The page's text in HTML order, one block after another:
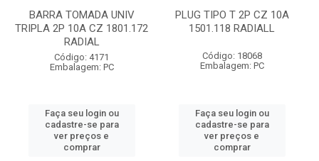
BARRA TOMADA UNIV
TRIPLA 2P 10A CZ 1801.172
RADIAL
Código: 4171
Embalagem: PC
Faça seu login ou
cadastre-se para
ver preços e
comprar
PLUG TIPO T 2P CZ 10A
1501.118 RADIALL
Código: 18068
Embalagem: PC
Faça seu login ou
cadastre-se para
ver preços e
comprar